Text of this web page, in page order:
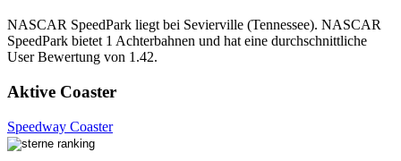
NASCAR SpeedPark liegt bei Sevierville (Tennessee). NASCAR
SpeedPark bietet 1 Achterbahnen und hat eine durchschnittliche
User Bewertung von 1.42.
Aktive Coaster
Speedway Coaster